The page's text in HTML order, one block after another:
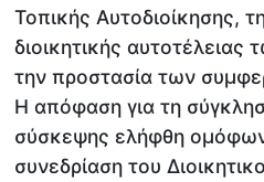
Τοπικής Αυτοδιοίκησης,
διοικητικής
την προστασία των
Η απόφαση για τη
σύσκεψης ελήφθη
συνεδρίαση του